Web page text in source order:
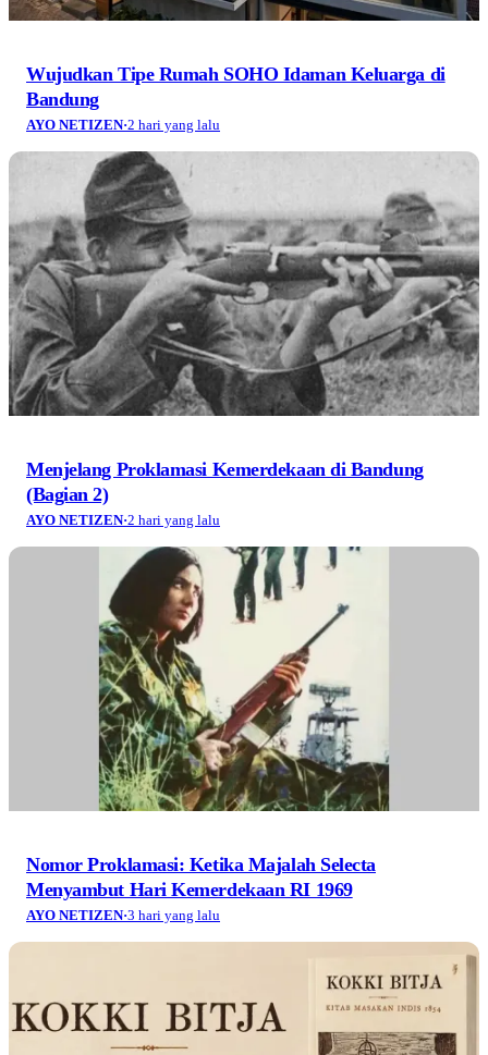
Wujudkan Tipe Rumah SOHO Idaman Keluarga di
Bandung
AYO NETIZEN·2 hari yang lalu
Menjelang Proklamasi Kemerdekaan di Bandung
(Bagian 2)
AYO NETIZEN·2 hari yang lalu
Nomor Proklamasi: Ketika Majalah Selecta
Menyambut Hari Kemerdekaan RI 1969
AYO NETIZEN·3 hari yang lalu